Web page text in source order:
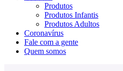
Produtos
Produtos Infantis
Produtos Adultos
Coronavírus
Fale com a gente
Quem somos